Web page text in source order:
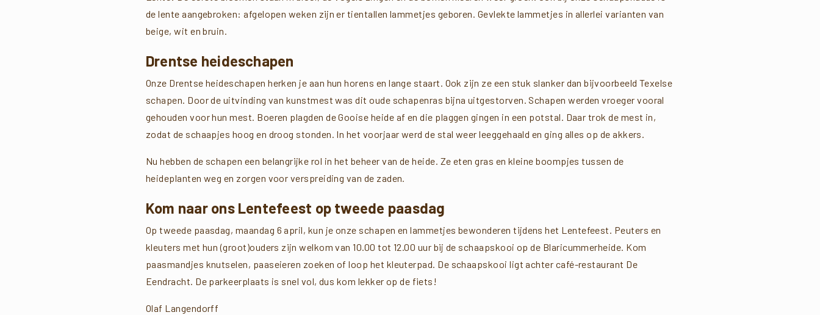
de lente aangebroken: afgelopen weken zijn er tientallen lammetjes geboren. Gevlekte lammetjes in allerlei varianten van
beige, wit en bruin.
Drentse heideschapen
Onze Drentse heideschapen herken je aan hun horens en lange staart. Ook zijn ze een stuk slanker dan bijvoorbeeld Texelse
schapen. Door de uitvinding van kunstmest was dit oude schapenras bijna uitgestorven. Schapen werden vroeger vooral
gehouden voor hun mest. Boeren plagden de Gooise heide af en die plaggen gingen in een potstal. Daar trok de mest in,
zodat de schaapjes hoog en droog stonden. In het voorjaar werd de stal weer leeggehaald en ging alles op de akkers.
Nu hebben de schapen een belangrijke rol in het beheer van de heide. Ze eten gras en kleine boompjes tussen de
heideplanten weg en zorgen voor verspreiding van de zaden.
Kom naar ons Lentefeest op tweede paasdag
Op tweede paasdag, maandag 6 april, kun je onze schapen en lammetjes bewonderen tijdens het Lentefeest. Peuters en
kleuters met hun (groot)ouders zijn welkom van 10.00 tot 12.00 uur bij de schaapskooi op de Blaricummerheide. Kom
paasmandjes knutselen, paaseieren zoeken of loop het kleuterpad. De schaapskooi ligt achter café-restaurant De
Eendracht. De parkeerplaats is snel vol, dus kom lekker op de fiets!
Olaf Langendorff